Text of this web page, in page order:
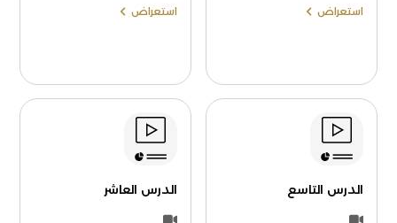
استعراض استعراض
الدرس التاسع الدرس العاشر